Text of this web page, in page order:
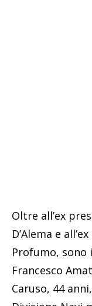
Oltre all’ex
D’Alema e
Profumo,
Francesco
Caruso, 44